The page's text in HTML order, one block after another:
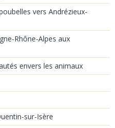
vers Andrézieux-
Rhône-Alpes aux
envers les animaux
sur-Isère